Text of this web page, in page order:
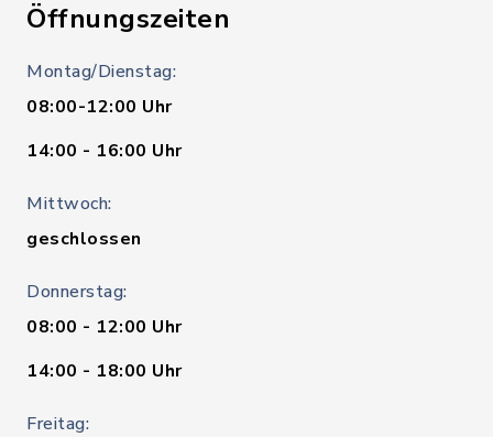
Öffnungszeiten
Montag/Dienstag:
08:00-12:00 Uhr
14:00 - 16:00 Uhr
Mittwoch:
geschlossen
Donnerstag:
08:00 - 12:00 Uhr
14:00 - 18:00 Uhr
Freitag: